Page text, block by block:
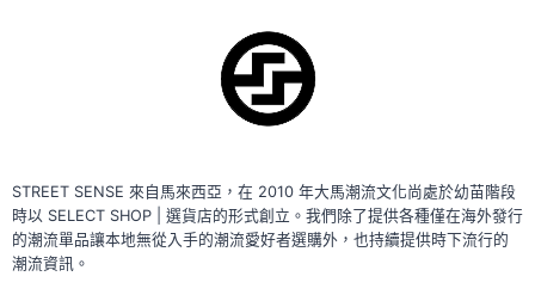
STREET SENSE 來自馬來西亞，在 2010 年大馬潮流文化尚處於幼苗階段
時以 SELECT SHOP | 選貨店的形式創立。我們除了提供各種僅在海外發行
的潮流單品讓本地無從入手的潮流愛好者選購外，也持續提供時下流行的
潮流資訊。